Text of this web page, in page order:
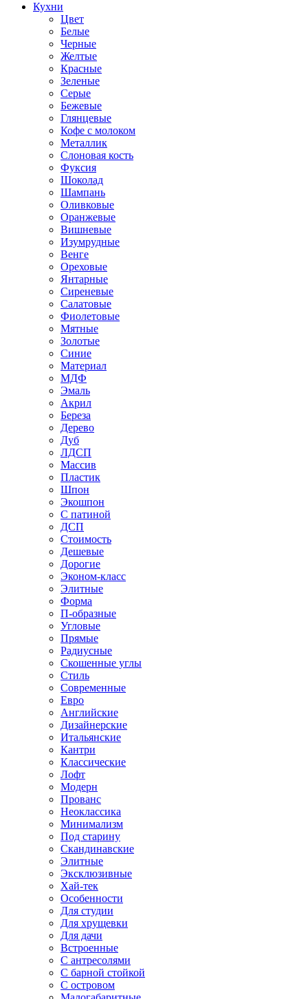
Кухни
Цвет
Белые
Черные
Желтые
Красные
Зеленые
Серые
Бежевые
Глянцевые
Кофе с молоком
Металлик
Слоновая кость
Фуксия
Шоколад
Шампань
Оливковые
Оранжевые
Вишневые
Изумрудные
Венге
Ореховые
Янтарные
Сиреневые
Салатовые
Фиолетовые
Мятные
Золотые
Синие
Материал
МДФ
Эмаль
Акрил
Береза
Дерево
Дуб
ЛДСП
Массив
Пластик
Шпон
Экошпон
С патиной
ДСП
Стоимость
Дешевые
Дорогие
Эконом-класс
Элитные
Форма
П-образные
Угловые
Прямые
Радиусные
Скошенные углы
Стиль
Современные
Евро
Английские
Дизайнерские
Итальянские
Кантри
Классические
Лофт
Модерн
Прованс
Неоклассика
Минимализм
Под старину
Скандинавские
Элитные
Эксклюзивные
Хай-тек
Особенности
Для студии
Для хрущевки
Для дачи
Встроенные
С антресолями
С барной стойкой
С островом